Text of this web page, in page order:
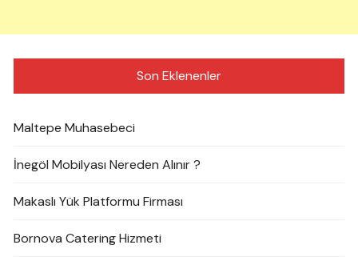
Son Eklenenler
Maltepe Muhasebeci
İnegöl Mobilyası Nereden Alınır ?
Makaslı Yük Platformu Firması
Bornova Catering Hizmeti